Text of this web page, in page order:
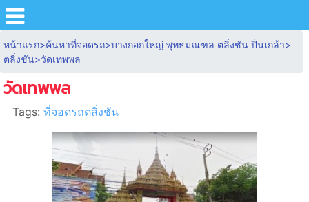
หน้าแรก>ค้นหาที่จอดรถ>บางกอกใหญ่ พุทธมณฑล ตลิ่งชัน ปิ่นเกล้า>
ตลิ่งชัน>วัดเทพพล
วัดเทพพล
Tags:ที่จอดรถตลิ่งชัน